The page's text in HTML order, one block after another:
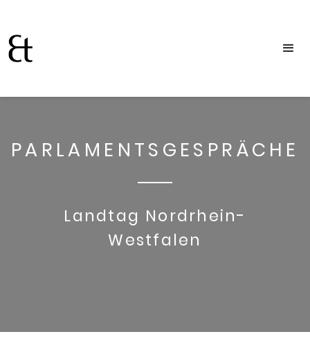
PARLAMENTSGESPRÄCHE
Landtag Nordrhein-
Westfalen